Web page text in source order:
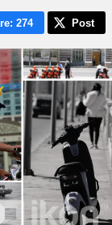
: 274 Post